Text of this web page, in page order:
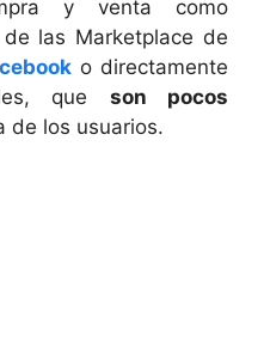
y venta como
las Marketplace de
o directamente
que son pocos
de los usuarios.